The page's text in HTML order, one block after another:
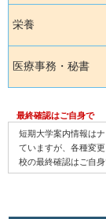
栄養
医療事務・秘書
最終確認はご自身で
短期大学案内情報は
ていますが、各種変
校の最終確認はご自